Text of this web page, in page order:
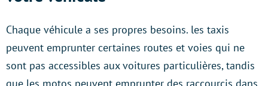
Chaque véhicule a ses propres besoins. les taxis
peuvent emprunter certaines routes et voies qui ne
sont pas accessibles aux voitures particulières, tandis
que les motos peuvent emprunter des raccourcis dans